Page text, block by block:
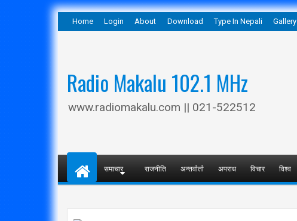
Home Login About Download Type In Nepali Gallery
Radio Makalu 102.1 MHz
www.radiomakalu.com || 021-522512
समाचार राजनीति अन्तर्वार्ता अपराध विचार विश्व